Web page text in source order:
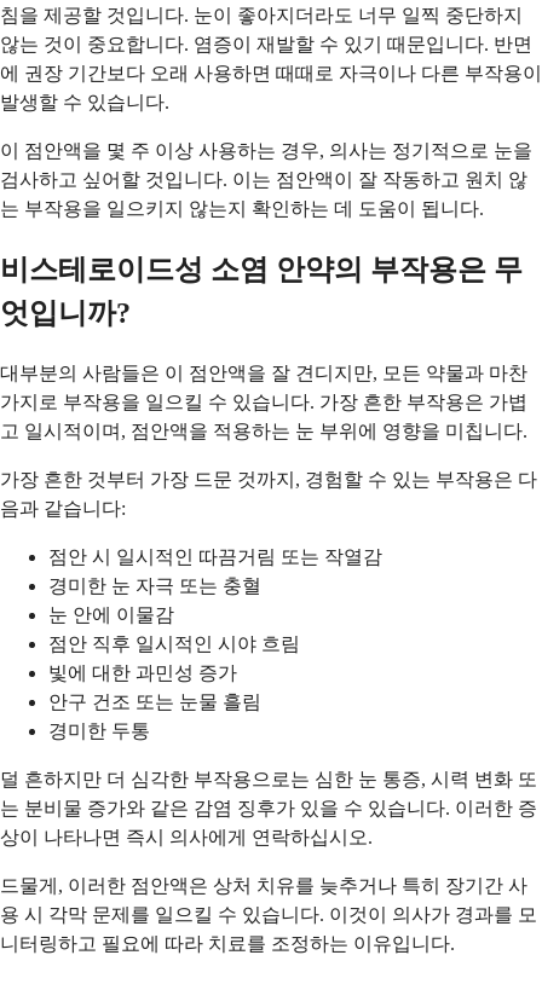
침을 제공할 것입니다. 눈이 좋아지더라도 너무 일찍 중단하지
않는 것이 중요합니다. 염증이 재발할 수 있기 때문입니다. 반면
에 권장 기간보다 오래 사용하면 때때로 자극이나 다른 부작용이
발생할 수 있습니다.
이 점안액을 몇 주 이상 사용하는 경우, 의사는 정기적으로 눈을
검사하고 싶어할 것입니다. 이는 점안액이 잘 작동하고 원치 않
는 부작용을 일으키지 않는지 확인하는 데 도움이 됩니다.
비스테로이드성 소염 안약의 부작용은 무
엇입니까?
대부분의 사람들은 이 점안액을 잘 견디지만, 모든 약물과 마찬
가지로 부작용을 일으킬 수 있습니다. 가장 흔한 부작용은 가볍
고 일시적이며, 점안액을 적용하는 눈 부위에 영향을 미칩니다.
가장 흔한 것부터 가장 드문 것까지, 경험할 수 있는 부작용은 다
음과 같습니다:
점안 시 일시적인 따끔거림 또는 작열감
경미한 눈 자극 또는 충혈
눈 안에 이물감
점안 직후 일시적인 시야 흐림
빛에 대한 과민성 증가
안구 건조 또는 눈물 흘림
경미한 두통
덜 흔하지만 더 심각한 부작용으로는 심한 눈 통증, 시력 변화 또
는 분비물 증가와 같은 감염 징후가 있을 수 있습니다. 이러한 증
상이 나타나면 즉시 의사에게 연락하십시오.
드물게, 이러한 점안액은 상처 치유를 늦추거나 특히 장기간 사
용 시 각막 문제를 일으킬 수 있습니다. 이것이 의사가 경과를 모
니터링하고 필요에 따라 치료를 조정하는 이유입니다.